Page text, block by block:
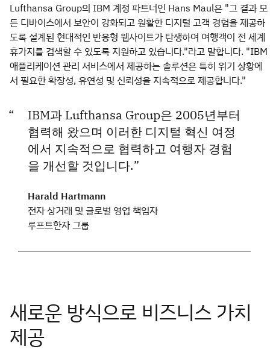
Lufthansa Group의 IBM 계정 파트너인 Hans Maul은 "그 결과 모
든 디바이스에서 보안이 강화되고 원활한 디지털 고객 경험을 제공하
도록 설계된 현대적인 반응형 웹사이트가 탄생하여 여행객이 전 세계
휴가지를 검색할 수 있도록 지원하고 있습니다."라고 말합니다. "IBM
애플리케이션 관리 서비스에서 제공하는 솔루션은 특히 위기 상황에
서 필요한 확장성, 유연성 및 신뢰성을 지속적으로 제공합니다."
IBM과 Lufthansa Group은 2005년부터
협력해 왔으며 이러한 디지털 혁신 여정
에서 지속적으로 협력하고 여행자 경험
을 개선할 것입니다.
Harald Hartmann
전자 상거래 및 글로벌 영업 책임자
루프트한자 그룹